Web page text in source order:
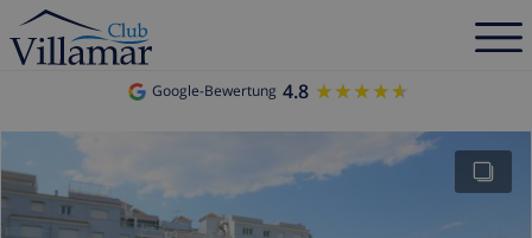
Google-Bewertung 4.8 ★★★★★
★★★★★